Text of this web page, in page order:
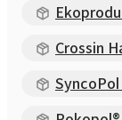
Crossin
SyncoPol